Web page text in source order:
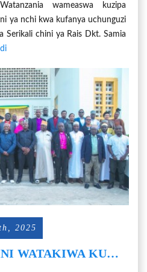
VIPIMOwameaswa kuzipa
ya nchi kwa kufanya uchunguzi
Serikali chini ya Rais Dkt. Samia
2025
WATAKIWA KUWA